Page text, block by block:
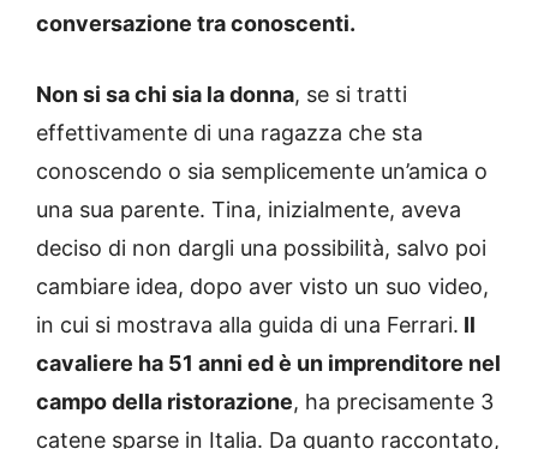
conversazione tra conoscenti.
Non si sa chi sia la donna, se si tratti
effettivamente di una ragazza che sta
conoscendo o sia semplicemente un’amica o
una sua parente. Tina, inizialmente, aveva
deciso di non dargli una possibilità, salvo poi
cambiare idea, dopo aver visto un suo video,
in cui si mostrava alla guida di una Ferrari. Il
cavaliere ha 51 anni ed è un imprenditore nel
campo della ristorazione, ha precisamente 3
catene sparse in Italia. Da quanto raccontato,